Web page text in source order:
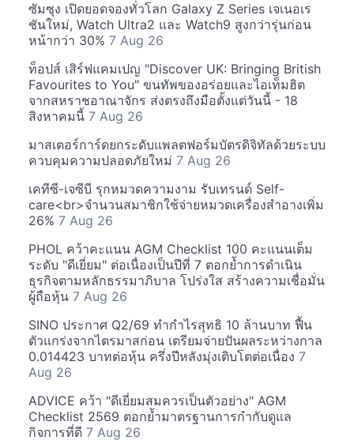
ซัมซุง เปิดยอดจองทั่วโลก Galaxy Z Series เจเนอเร
ชันใหม่, Watch Ultra2 และ Watch9 สูงกว่ารุ่นก่อน
หน้ากว่า 30% 7 Aug 26
ท็อปส์ เสิร์ฟแคมเปญ "Discover UK: Bringing British
Favourites to You" ขนทัพของอร่อยและไอเท็มฮิต
จากสหราชอาณาจักร ส่งตรงถึงมือตั้งแต่วันนี้ - 18
สิงหาคมนี้ 7 Aug 26
มาสเตอร์การ์ดยกระดับแพลตฟอร์มบัตรดิจิทัลด้วยระบบ
ควบคุมความปลอดภัยใหม่ 7 Aug 26
เคทีซี-เจซีบี รุกหมวดความงาม รับเทรนด์ Self-
care<br>จำนวนสมาชิกใช้จ่ายหมวดเครื่องสำอางเพิ่ม
26% 7 Aug 26
PHOL คว้าคะแนน AGM Checklist 100 คะแนนเต็ม
ระดับ "ดีเยี่ยม" ต่อเนื่องเป็นปีที่ 7 ตอกย้ำการดำเนิน
ธุรกิจตามหลักธรรมาภิบาล โปร่งใส สร้างความเชื่อมั่น
ผู้ถือหุ้น 7 Aug 26
SINO ประกาศ Q2/69 ทำกำไรสุทธิ 10 ล้านบาท ฟื้น
ตัวแกร่งจากไตรมาสก่อน เตรียมจ่ายปันผลระหว่างกาล
0.014423 บาทต่อหุ้น ครึ่งปีหลังมุ่งเติบโตต่อเนื่อง 7
Aug 26
ADVICE คว้า "ดีเยี่ยมสมควรเป็นตัวอย่าง" AGM
Checklist 2569 ตอกย้ำมาตรฐานการกำกับดูแล
กิจการที่ดี 7 Aug 26